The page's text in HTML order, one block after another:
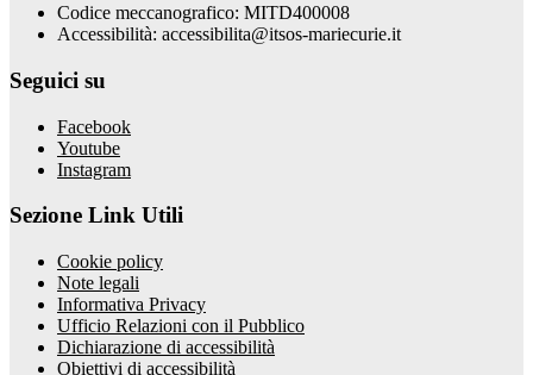
Codice meccanografico: MITD400008
Accessibilità: accessibilita@itsos-mariecurie.it
Seguici su
Facebook
Youtube
Instagram
Sezione Link Utili
Cookie policy
Note legali
Informativa Privacy
Ufficio Relazioni con il Pubblico
Dichiarazione di accessibilità
Obiettivi di accessibilità